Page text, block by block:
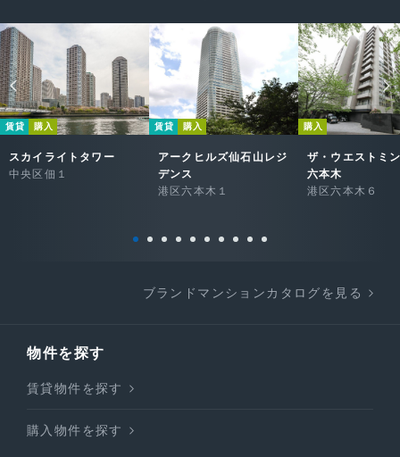
賃貸 購入
スカイライトタワー
中央区佃１
賃貸 購入
アークヒルズ仙石山レジ
デンス
港区六本木１
購入
ザ・ウエストミ
六本木
港区六本木６
ブランドマンションカタログを見る
物件を探す
賃貸物件を探す
購入物件を探す